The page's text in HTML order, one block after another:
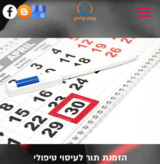
הזמנת תור לעיסוי טיפולי